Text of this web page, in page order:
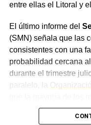
distintos
provincia
DesdeSameep
para responder con
y asegurar la
entre ellas el Litoral y
El último informe del
(SMN) señala que las
consistentes con una
probabilidad cercana
durante el trimestre
intensidad al menos
llegue a ser fuerte, en